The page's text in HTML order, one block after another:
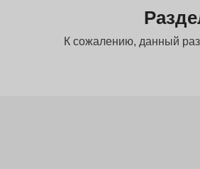
К сожалению, данный